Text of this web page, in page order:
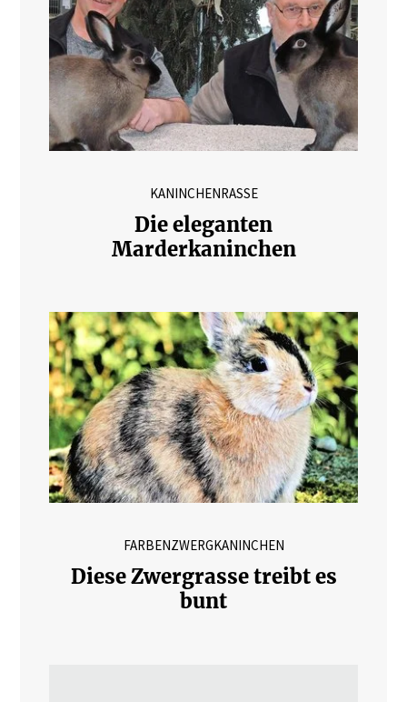
KANINCHENRASSE
Die eleganten
Marderkaninchen
FARBENZWERGKANINCHEN
Diese Zwergrasse treibt es
bunt